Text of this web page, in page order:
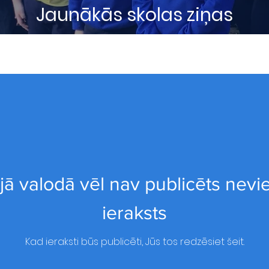
Jaunākās skolas ziņas
valodā vēl nav publicēts
ieraksts
Kad ieraksti būs publicēti, Jūs tos redzēsiet šeit.